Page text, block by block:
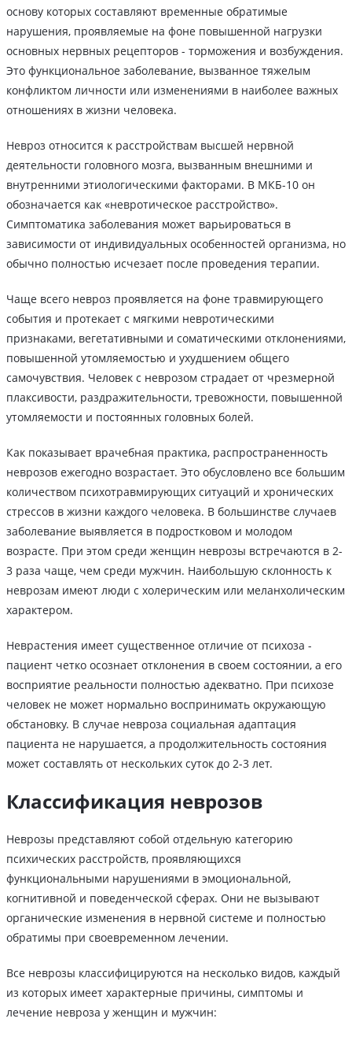
основу которых составляют временные обратимые
нарушения, проявляемые на фоне повышенной нагрузки
основных нервных рецепторов - торможения и возбуждения.
Это функциональное заболевание, вызванное тяжелым
конфликтом личности или изменениями в наиболее важных
отношениях в жизни человека.
Невроз относится к расстройствам высшей нервной
деятельности головного мозга, вызванным внешними и
внутренними этиологическими факторами. В МКБ-10 он
обозначается как «невротическое расстройство».
Симптоматика заболевания может варьироваться в
зависимости от индивидуальных особенностей организма, но
обычно полностью исчезает после проведения терапии.
Чаще всего невроз проявляется на фоне травмирующего
события и протекает с мягкими невротическими
признаками, вегетативными и соматическими отклонениями,
повышенной утомляемостью и ухудшением общего
самочувствия. Человек с неврозом страдает от чрезмерной
плаксивости, раздражительности, тревожности, повышенной
утомляемости и постоянных головных болей.
Как показывает врачебная практика, распространенность
неврозов ежегодно возрастает. Это обусловлено все большим
количеством психотравмирующих ситуаций и хронических
стрессов в жизни каждого человека. В большинстве случаев
заболевание выявляется в подростковом и молодом
возрасте. При этом среди женщин неврозы встречаются в 2-
3 раза чаще, чем среди мужчин. Наибольшую склонность к
неврозам имеют люди с холерическим или меланхолическим
характером.
Неврастения имеет существенное отличие от психоза -
пациент четко осознает отклонения в своем состоянии, а его
восприятие реальности полностью адекватно. При психозе
человек не может нормально воспринимать окружающую
обстановку. В случае невроза социальная адаптация
пациента не нарушается, а продолжительность состояния
может составлять от нескольких суток до 2-3 лет.
Классификация неврозов
Неврозы представляют собой отдельную категорию
психических расстройств, проявляющихся
функциональными нарушениями в эмоциональной,
когнитивной и поведенческой сферах. Они не вызывают
органические изменения в нервной системе и полностью
обратимы при своевременном лечении.
Все неврозы классифицируются на несколько видов, каждый
из которых имеет характерные причины, симптомы и
лечение невроза у женщин и мужчин: